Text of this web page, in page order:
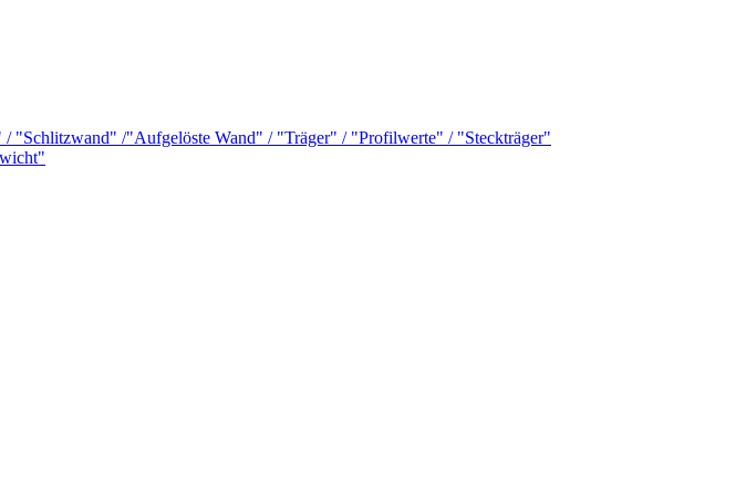
/"Aufgelöste Wand" / "Träger" / "Profilwerte" / "Steckträger"